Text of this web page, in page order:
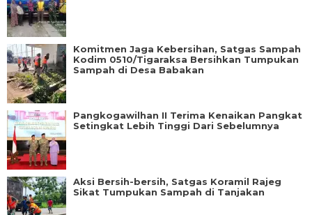
Komitmen Jaga Kebersihan, Satgas Sampah
Kodim 0510/Tigaraksa Bersihkan Tumpukan
Sampah di Desa Babakan
Pangkogawilhan II Terima Kenaikan Pangkat
Setingkat Lebih Tinggi Dari Sebelumnya
Aksi Bersih-bersih, Satgas Koramil Rajeg
Sikat Tumpukan Sampah di Tanjakan